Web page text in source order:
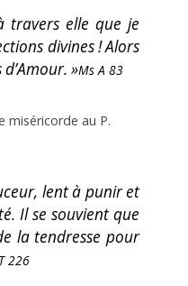
travers elle que je
divines ! Alors
»Ms A 83
miséricorde au P.
lent à punir et
Il se souvient que
la tendresse pour
226